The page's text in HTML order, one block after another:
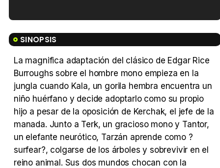
Tráiler 'Vida perra' (2026)
SINOPSIS
La magnifica adaptación del clásico de Edgar Rice
Burroughs sobre el hombre mono empieza en la
jungla cuando Kala, un gorila hembra encuentra un
niño huérfano y decide adoptarlo como su propio
hijo a pesar de la oposición de Kerchak, el jefe de la
manada. Junto a Terk, un gracioso mono y Tantor,
un elefante neurótico, Tarzán aprende como ?
surfear?, colgarse de los árboles y sobrevivir en el
reino animal. Sus dos mundos chocan con la